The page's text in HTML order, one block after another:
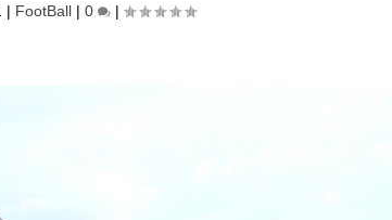
| FootBall| 0 |